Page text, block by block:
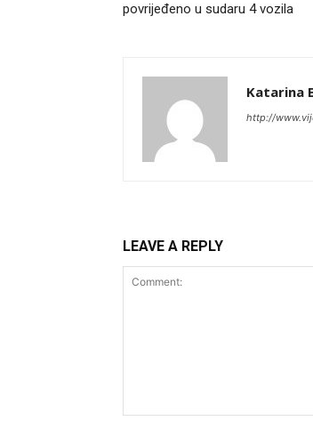
povrijeđeno u sudaru 4 vozila
Katarina
http://
LEAVE A REPLY